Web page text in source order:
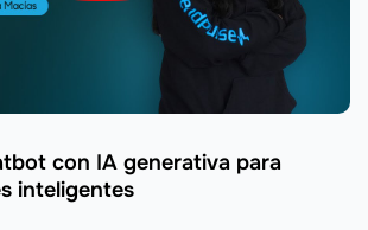
con IA generativa para
inteligentes